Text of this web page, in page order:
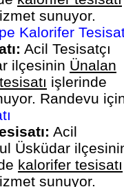
sunuyor.
Kalorifer
Acil Tesisatçı
ilçesinin Ünalan
işlerinde
Randevu
Acil
Üsküdar
kalorifer tesisatı
sunuyor.